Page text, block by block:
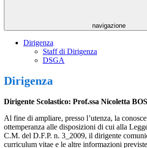
navigazione
Dirigenza
Staff di Dirigenza
DSGA
Dirigenza
Dirigente Scolastico: Prof.ssa Nicoletta
Al fine di ampliare, presso l’utenza, la
ottemperanza alle disposizioni di cui alla
C.M. del D.F.P. n. 3_2009, il dirigente
curriculum vitae e le altre informazioni